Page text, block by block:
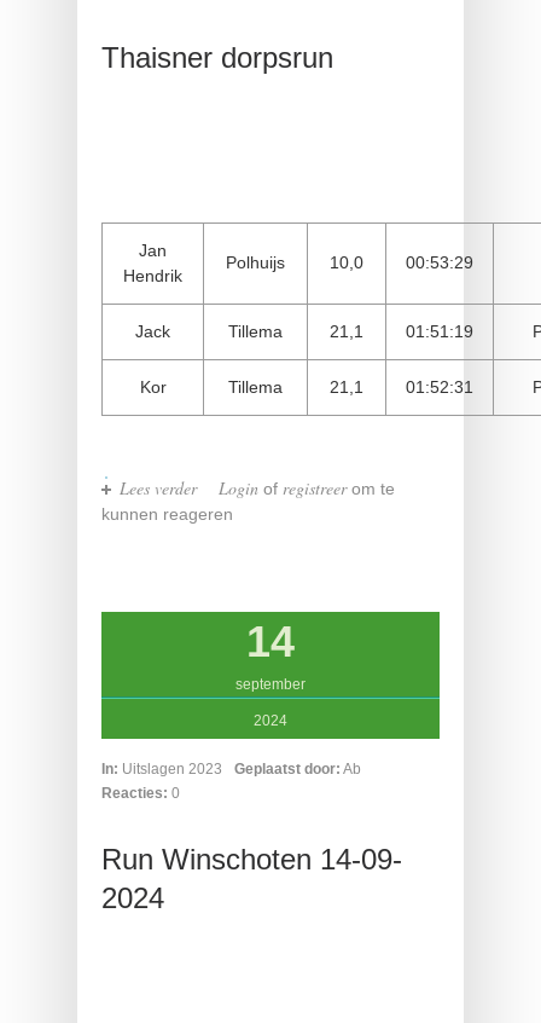
Thaisner dorpsrun
Jan
Hendrik
Polhuijs 10,0 00:53:29
Jack Tillema 21,1 01:51:19
Kor Tillema 21,1 01:52:31
Lees verderover Thaisner dorpsrun
Login of registreerom te
kunnen reageren
14
september
2024
In: Uitslagen 2023 Geplaatst door: Ab
Reacties: 0
Run Winschoten 14-09-
2024